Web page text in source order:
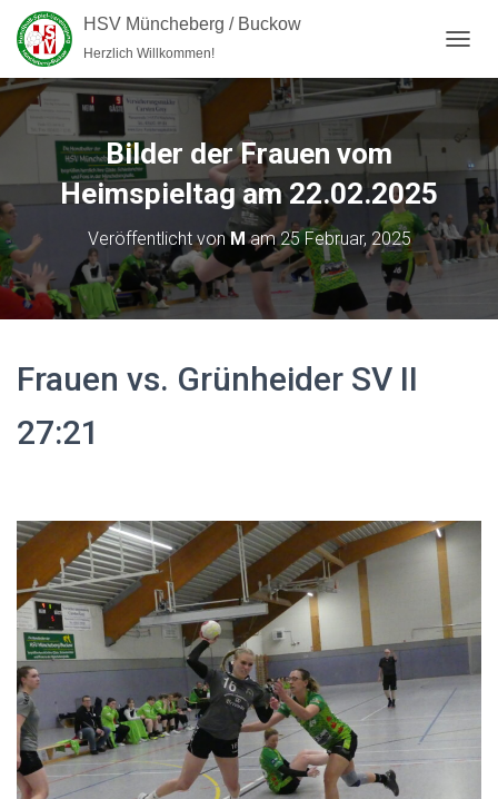
HSV Müncheberg / Buckow
Herzlich Willkommen!
Bilder der Frauen vom
Heimspieltag am 22.02.2025
Veröffentlicht vonMam25 Februar, 2025
Frauen vs. Grünheider SV II
27:21